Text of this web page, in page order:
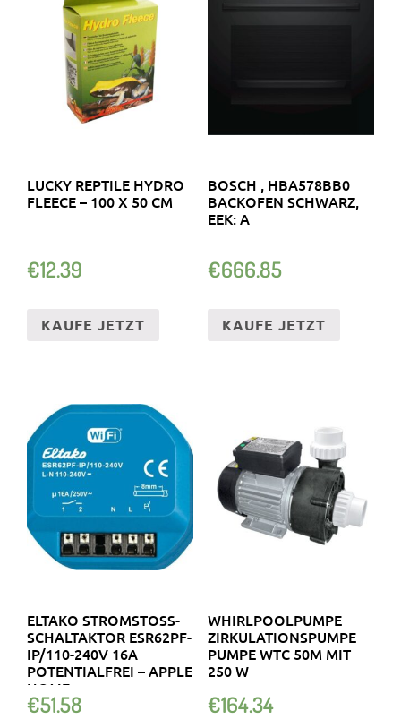
LUCKY REPTILE HYDRO
FLEECE – 100 X 50 CM
€12.39
KAUFE JETZT
BOSCH , HBA578BB0
BACKOFEN SCHWARZ,
EEK: A
€666.85
KAUFE JETZT
ELTAKO STROMSTOSS-S
CHALTAKTOR ESR62PF-I
P/110-240V 16A P
OTENTIALFREI – APPLE H
OME
€51.58
WHIRLPOOLPUMPE
ZIRKULATIONSPUMPE
PUMPE WTC 50M MIT
250 W
€164.34